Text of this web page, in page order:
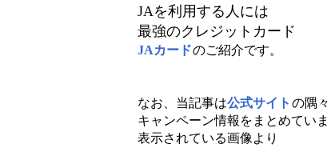
JAを利用する人には
最強のクレジットカード
JAカードのご紹介です。
なお、当記事は公式サイト の隅
キャンペーン情報をまとめていま
表示されている画像より